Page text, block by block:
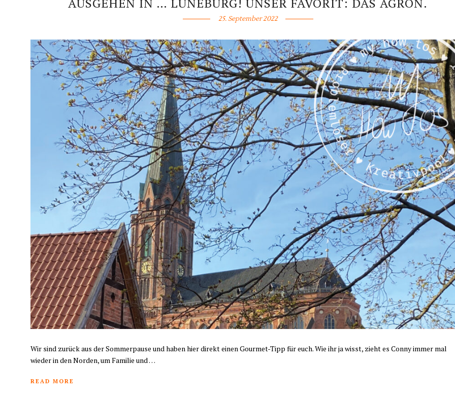
25. September 2022
Wir sind zurück aus der Sommerpause und haben hier direkt einen Gourmet-Tipp für euch. Wie ihr ja wisst, zieht es Conny immer mal
wieder in den Norden, um Familie und …
READ MORE